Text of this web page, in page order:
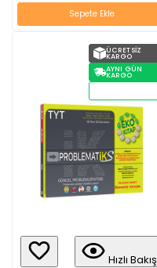
Sepete Ekle
ÜCRETSIZ
KARGO
AYNI GÜN
KARGO
Hızlı Bakış